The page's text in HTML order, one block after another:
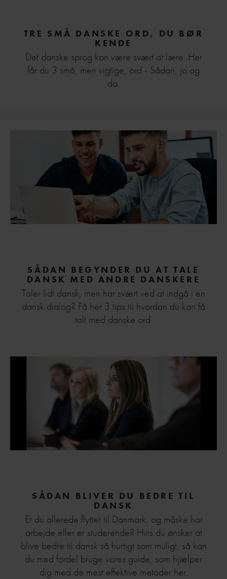
TRE SMÅ DANSKE ORD, DU BØR
KENDE
Det danske sprog kan være svært at lære. Her
får du 3 små, men vigtige, ord - Sådan, jo og
da.
SÅDAN BEGYNDER DU AT TALE
DANSK MED ANDRE DANSKERE
Taler lidt dansk, men har svært ved at indgå i en
dansk dialog? Få her 3 tips til hvordan du kan få
talt med danske ord.
SÅDAN BLIVER DU BEDRE TIL
DANSK
Er du allerede flyttet til Danmark, og måske har
arbejde eller er studerende? Hvis du ønsker at
blive bedre til dansk så hurtigt som muligt, så kan
du med fordel bruge vores guide, som hjælper
dig med de mest effektive metoder her.